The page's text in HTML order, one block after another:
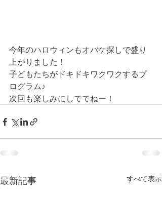
今年のハロウィンもオバケ探しで盛り
上がりました！
子どもたちがドキドキワクワクするプ
ログラム♪
次回も楽しみにしててねー！
最新記事 すべて表示